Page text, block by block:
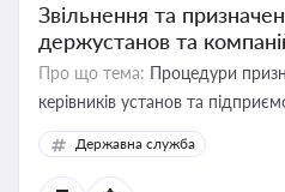
Звільнення та
держустанов та
Про що тема: Процедури
керівників установ та
Державна служба